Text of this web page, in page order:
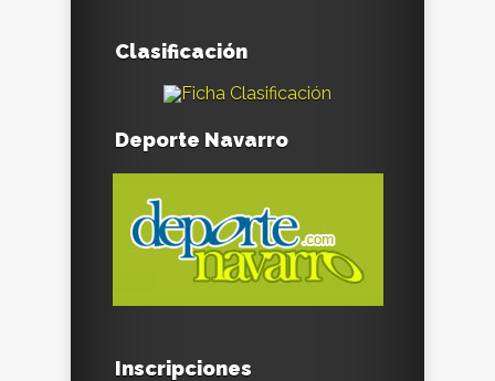
Clasificación
Deporte Navarro
Inscripciones